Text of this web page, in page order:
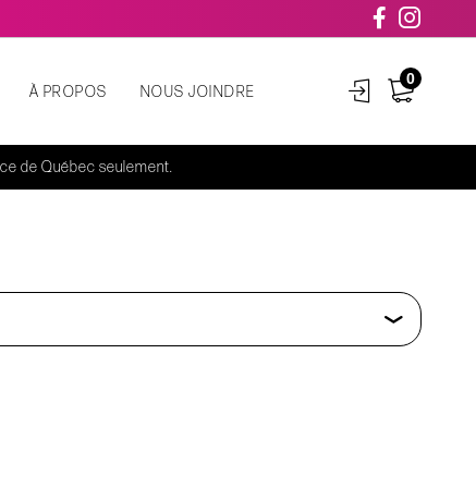
À PROPOS NOUS JOINDRE
0
de Québec seulement.